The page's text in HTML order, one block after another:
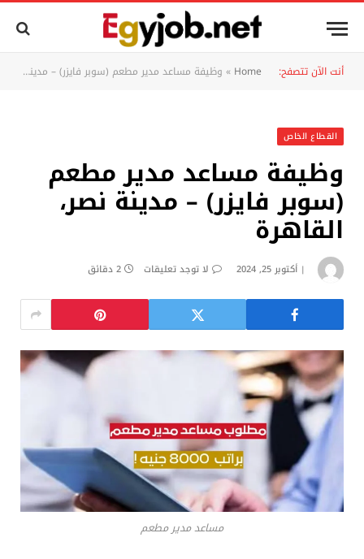
أنت الآن تتصفح: Home
» وظيفة مساعد مدير مطعم (سوبر فايزر) – مدينة نصر، القاهرة
القطاع الخاص
وظيفة مساعد مدير مطعم
(سوبر فايزر) – مدينة نصر،
القاهرة
أكتوبر 25, 2024 لا توجد تعليقات 2 دقائق
مساعد مدير مطعم